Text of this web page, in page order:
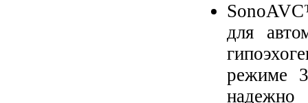
для
режиме
надежно